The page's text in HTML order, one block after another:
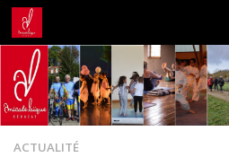
Skip to content
ACTUALITÉ